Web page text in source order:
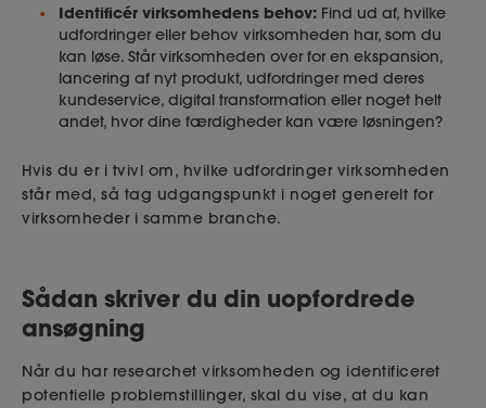
Identificér virksomhedens behov: Find ud af, hvilke
udfordringer eller behov virksomheden har, som du
kan løse. Står virksomheden over for en ekspansion,
lancering af nyt produkt, udfordringer med deres
kundeservice, digital transformation eller noget helt
andet, hvor dine færdigheder kan være løsningen?
Hvis du er i tvivl om, hvilke udfordringer virksomheden
står med, så tag udgangspunkt i noget generelt for
virksomheder i samme branche.
Sådan skriver du din uopfordrede
ansøgning
Når du har researchet virksomheden og identificeret
potentielle problemstillinger, skal du vise, at du kan